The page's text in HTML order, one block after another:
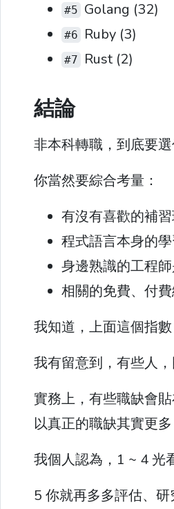
#5 Golang (32)
#6 Ruby (3)
#7 Rust (2)
結論
非本科轉職，到底要
你當然要綜合考量：
有沒有喜歡的補
程式語言本身的
身邊熟識的工程
相關的免費、付
我知道，上面這個指
我有留意到，有些人
實務上，有些職缺會
以真正的職缺其實更多
我個人認為，1 ~ 4 光
5 你就再多多評估、研